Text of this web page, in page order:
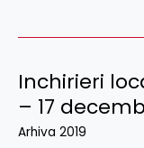
Inchirieri
– 17
Arhiva 2019